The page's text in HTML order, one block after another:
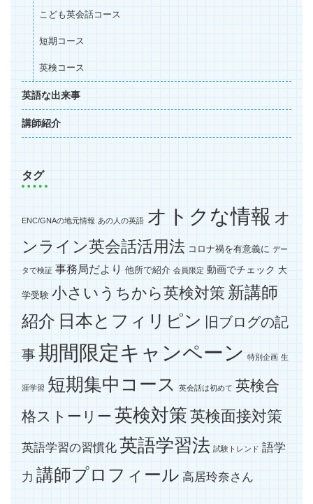
こども英会話コース
短期コース
英検コース
英語な出来事
講師紹介
タグ
ENC/GNAの地元情報 あの人の英語 オトクな情報 オ
ンライン英会話活用法 コロナ禍を有意義に デー
タで検証 事務局だより 他所で紹介 会員限定 動画でチェック 大
学受験 小さいうちから英検対策 新講師
紹介 日本とフィリピン 旧ブログの記
事期間限定キャンペーン 特別企画 生
涯学習 短期集中コース 英会話は初めて 英検合
格ストーリー 英検対策 英検面接対策
英語学習の習慣化 英語学習法 試験トレンド 語学
力 講師プロフィール 高居玲奈さん